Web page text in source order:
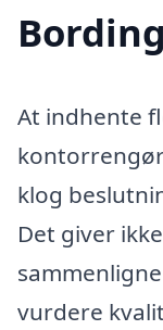
Bording
At indhente
klog
Det giver
vurdere